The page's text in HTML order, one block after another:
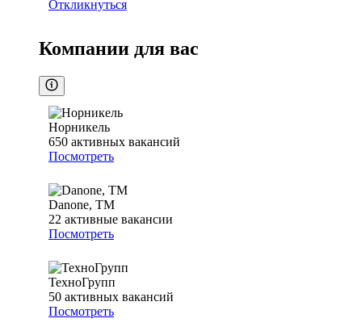
Откликнуться
Компании для вас
Норникель
650 активных вакансий
Посмотреть
Danone, ТМ
22 активные вакансии
Посмотреть
ТехноГрупп
50 активных вакансий
Посмотреть